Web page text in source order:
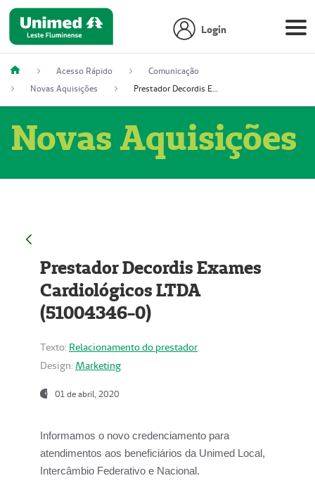
Login
Acesso Rápido
Comunicação
Novas Aquisições
Prestador Decordis Exames Cardiológicos LTDA (51004346-0)
Novas Aquisições
Prestador Decordis Exames
Cardiológicos LTDA
(51004346-0)
Texto: Relacionamento do prestador
Design: Marketing
01 de abril, 2020
Informamos o novo credenciamento para
atendimentos aos beneficiários da Unimed Local,
Intercâmbio Federativo e Nacional.